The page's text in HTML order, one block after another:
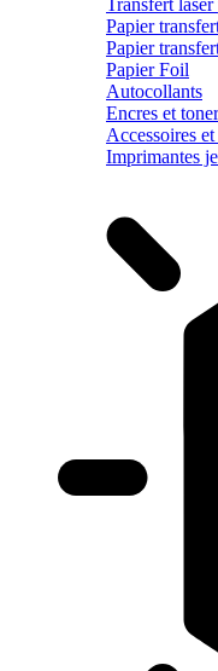
Papier
Papier
Papier Foil
Autocollants
Encres et
Accessoires
Imprimantes